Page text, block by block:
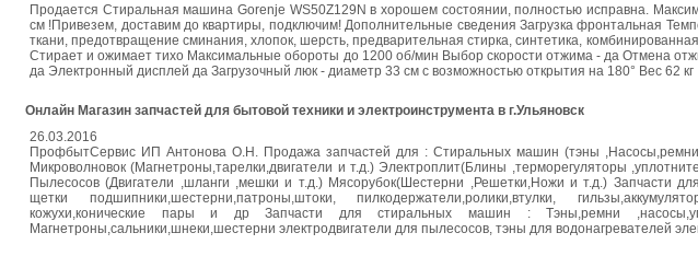
Продается Стиральная машина Gorenje WS50Z129N в хорошем состоянии, полностью исправна.
см !Привезем, доставим до квартиры, подключим! Дополнительные сведения Загрузка фронтальная
ткани, предотвращение сминания, хлопок, шерсть, предварительная стирка, синтетика,
Стирает и ожимает тихо Максимальные обороты до 1200 об/мин Выбор скорости отжима - да Отмена
да Электронный дисплей да Загрузочный люк - диаметр 33 см c возможностью открытия на 180° Вес 62 кг
Онлайн Магазин запчастей для бытовой техники и электроинструмента в г.Ульяновск
26.03.2016
ПрофбытСервис ИП Антонова О.Н. Продажа запчастей для : Стиральных машин (тэны ,Насосы,ремни
Микроволновок (Магнетроны,тарелки,двигатели и т.д.) Электроплит(Блины ,терморегуляторы
Пылесосов (Двигатели ,шланги ,мешки и т.д.) Мясорубок(Шестерни ,Решетки,Ножи и т.д.) Запчасти
щетки подшипники,шестерни,патроны,штоки, пилкодержатели,ролики,втулки,
кожухи,конические пары и др Запчасти для стиральных машин : Тэны,ремни
Магнетроны,сальники,шнеки,шестерни электродвигатели для пылесосов, тэны для водонагревателей